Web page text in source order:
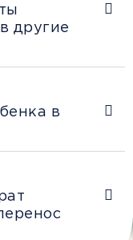
другие
в